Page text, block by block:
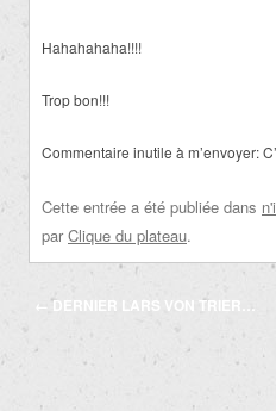
Hahahahaha!!!!
Trop bon!!!
Commentaire inutile à m’envoyer:
Cette entrée a été publiée dans
par Clique du plateau.
Navigation
articles
← DERNIER LARS VON TRIER…